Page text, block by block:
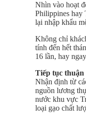
Nhìn vào hoạt
Philippines hay
lại nhập khẩu
Không chỉ
tính đến hết
16 lần, hay
Tiếp tục thuận
Nhận định từ
nguồn lương
nước khu vực
loại gạo chất